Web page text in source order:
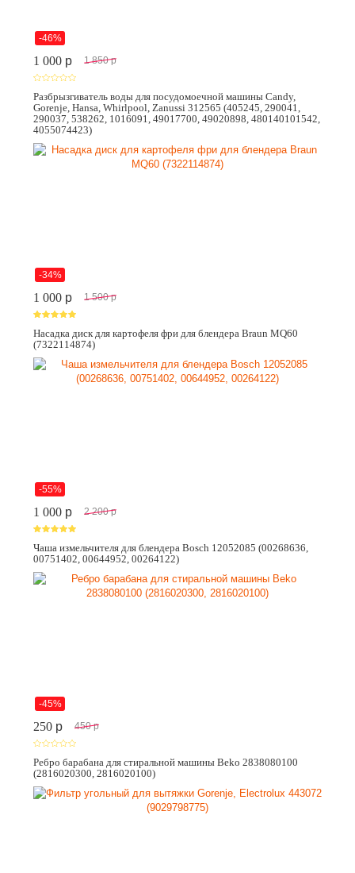
-46%
1 000 p 1 850 p
Разбрызгиватель воды для посудомоечной машины Candy,
Gorenje, Hansa, Whirlpool, Zanussi 312565 (405245, 290041,
290037, 538262, 1016091, 49017700, 49020898, 480140101542,
4055074423)
-34%
1 000 p 1 500 p
Насадка диск для картофеля фри для блендера Braun MQ60
(7322114874)
-55%
1 000 p 2 200 p
Чаша измельчителя для блендера Bosch 12052085 (00268636,
00751402, 00644952, 00264122)
-45%
250 p 450 p
Ребро барабана для стиральной машины Beko 2838080100
(2816020300, 2816020100)